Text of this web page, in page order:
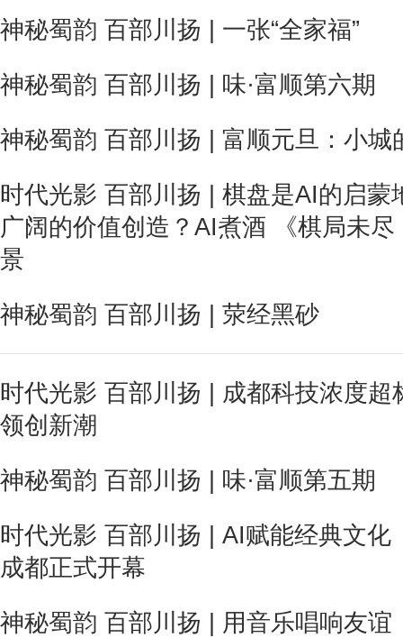
神秘蜀韵 百部川扬 | 一张“全家福”
神秘蜀韵 百部川扬 | 味·富顺第六期
神秘蜀韵 百部川扬 | 富顺元旦：小城
时代光影 百部川扬 | 棋盘是AI的启蒙
广阔的价值创造？AI煮酒 《棋局未
景
神秘蜀韵 百部川扬 | 荥经黑砂
时代光影 百部川扬 | 成都科技浓度
领创新潮
神秘蜀韵 百部川扬 | 味·富顺第五期
时代光影 百部川扬 | AI赋能经典文化
成都正式开幕
神秘蜀韵 百部川扬 | 用音乐唱响友谊